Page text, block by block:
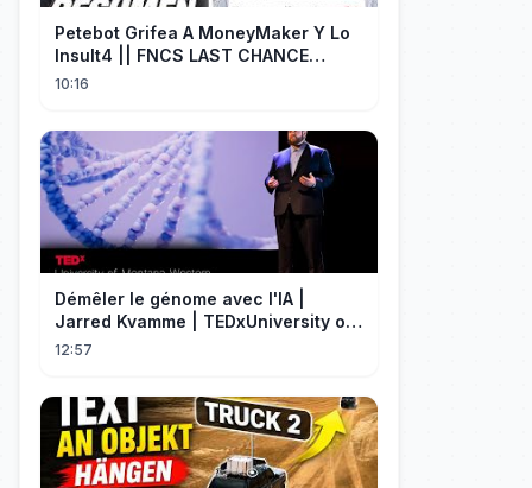
Petebot Grifea A MoneyMaker Y Lo
Insult4 || FNCS LAST CHANCE
Resumen
10:16
Démêler le génome avec l'IA |
Jarred Kvamme | TEDxUniversity of
Montana Western
12:57